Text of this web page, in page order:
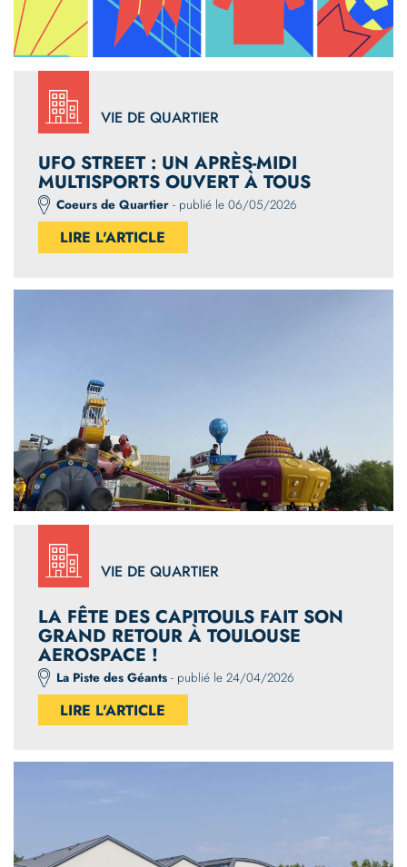
VIE DE QUARTIER
UFO STREET : UN APRÈS-MIDI
MULTISPORTS OUVERT À TOUS
Coeurs de Quartier - publié le 06/05/2026
LIRE L'ARTICLE
VIE DE QUARTIER
LA FÊTE DES CAPITOULS FAIT SON
GRAND RETOUR À TOULOUSE
AEROSPACE !
La Piste des Géants - publié le 24/04/2026
LIRE L'ARTICLE